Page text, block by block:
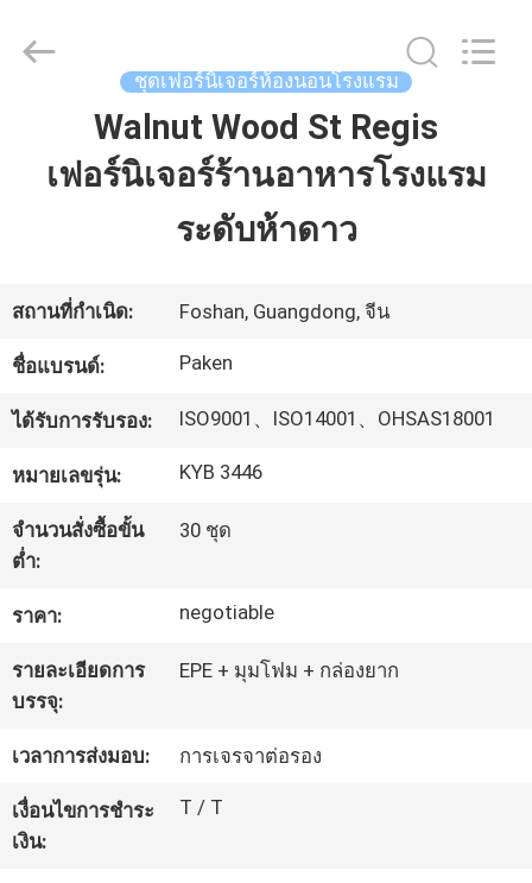
เกี่ยว
กับ
เรา
ทัวร์
โรงงาน
ควบคุม
คุณภาพ
ติดต่อ
เรา
Paken
Furniture
ชุดเฟอร์นิเจอร์ห้องนอนโรงแรม
Walnut Wood St Regis
เฟอร์นิเจอร์ร้านอาหารโรงแรม
ระดับห้าดาว
สถานที่กำเนิด: Foshan, Guangdong, จีน
ชื่อแบรนด์: Paken
ได้รับการรับรอง: ISO9001、ISO14001、OHSAS18001
หมายเลขรุ่น: KYB 3446
จำนวนสั่งซื้อขั้น
ต่ำ:
30 ชุด
ราคา: negotiable
รายละเอียดการ
บรรจุ:
EPE + มุมโฟม + กล่องยาก
เวลาการส่งมอบ: การเจรจาต่อรอง
เงื่อนไขการชำระ
เงิน:
T / T